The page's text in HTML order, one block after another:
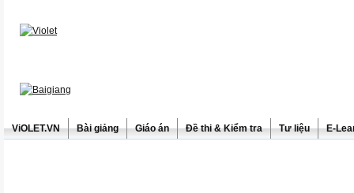
ViOLET.VN Bài giảng Giáo án Đề thi & Kiểm tra Tư liệu E-